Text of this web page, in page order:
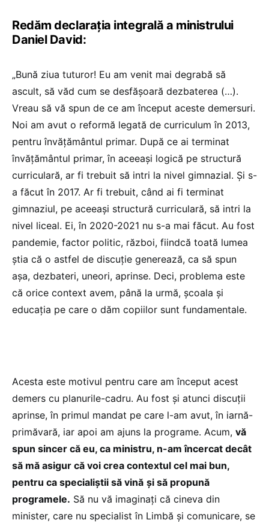
Redăm declarația integrală a ministrului
Daniel David:
„Bună ziua tuturor! Eu am venit mai degrabă să
ascult, să văd cum se desfășoară dezbaterea (…).
Vreau să vă spun de ce am început aceste demersuri.
Noi am avut o reformă legată de curriculum în 2013,
pentru învățământul primar. După ce ai terminat
învățământul primar, în aceeași logică pe structură
curriculară, ar fi trebuit să intri la nivel gimnazial. Și s-
a făcut în 2017. Ar fi trebuit, când ai fi terminat
gimnaziul, pe aceeași structură curriculară, să intri la
nivel liceal. Ei, în 2020-2021 nu s-a mai făcut. Au fost
pandemie, factor politic, război, fiindcă toată lumea
știa că o astfel de discuție generează, ca să spun
așa, dezbateri, uneori, aprinse. Deci, problema este
că orice context avem, până la urmă, școala și
educația pe care o dăm copiilor sunt fundamentale.
Acesta este motivul pentru care am început acest
demers cu planurile-cadru. Au fost și atunci discuții
aprinse, în primul mandat pe care l-am avut, în iarnă-
primăvară, iar apoi am ajuns la programe. Acum, vă
spun sincer că eu, ca ministru, n-am încercat decât
să mă asigur că voi crea contextul cel mai bun,
pentru ca specialiștii să vină și să propună
programele. Să nu vă imaginați că cineva din
minister, care nu specialist în Limbă și comunicare, se